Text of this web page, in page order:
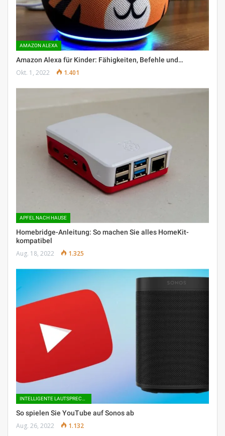
AMAZON ALEXA
Amazon Alexa für Kinder: Fähigkeiten, Befehle und…
Okt. 1, 2022 1.401
APFEL NACH HAUSE
Homebridge-Anleitung: So machen Sie alles HomeKit-
kompatibel
Aug. 18, 2022 1.325
So spielen Sie YouTube auf Sonos ab
Aug. 26, 2022 1.132